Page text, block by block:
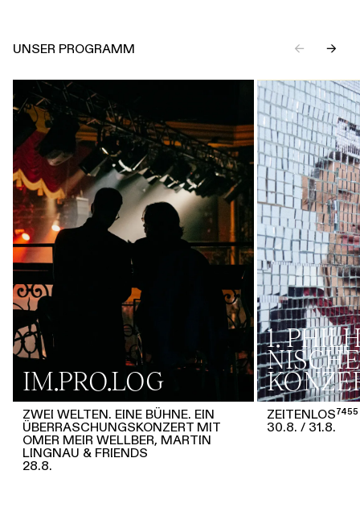
UNSER PROGRAMM ← →
IM.PRO.LOG
ZWEI WELTEN. EINE BÜHNE. EIN
ÜBERRASCHUNGSKONZERT MIT
OMER MEIR WELLBER, MARTIN
LINGNAU & FRIENDS
28.8.
1.
ZEITENLOS⁷⁴⁵⁵
30.8.
31.8.